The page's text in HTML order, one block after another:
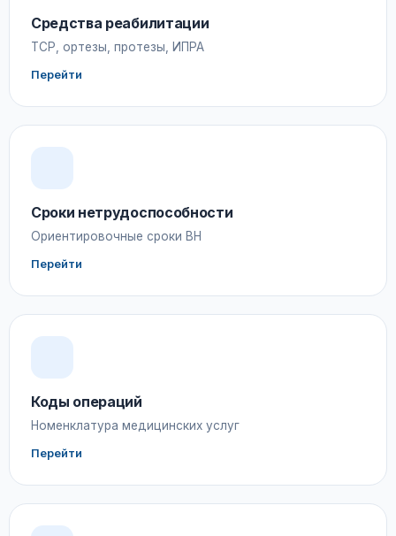
Средства реабилитации
ТСР, ортезы, протезы, ИПРА
Перейти
Сроки нетрудоспособности
Ориентировочные сроки ВН
Перейти
Коды операций
Номенклатура медицинских услуг
Перейти